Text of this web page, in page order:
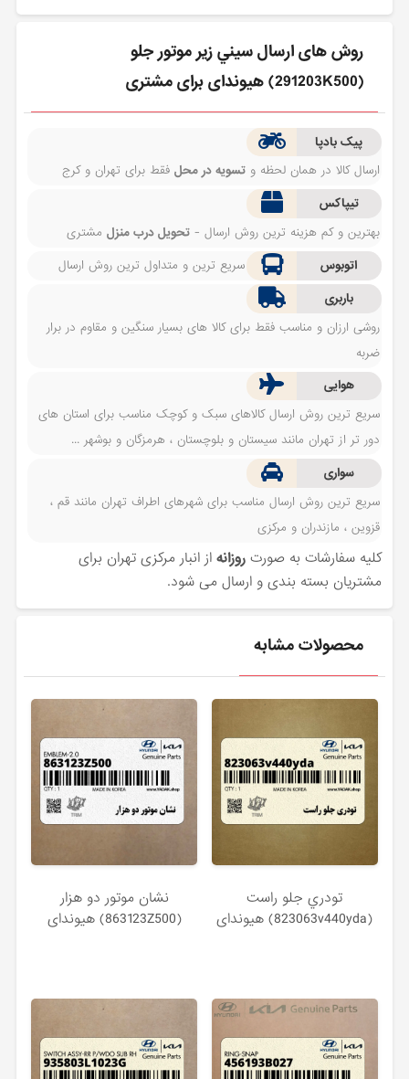
روش های ارسال سيني زير موتور جلو
(291203K500) هیوندای برای مشتری
پیک بادپا
ارسال کالا در همان لحظه وتسویه در محل فقط برای تهران و کرج
تیپاکس
بهترین و کم هزینه ترین روش ارسال -تحویل درب منزل مشتری
اتوبوس
سریع ترین و متداول ترین روش ارسال
باربری
روشی ارزان و مناسب فقط برای کالا های بسیار سنگین و مقاوم در برار
ضربه
هوایی
سریع ترین روش ارسال کالاهای سبک و کوچک مناسب برای استان های
دور تر از تهران مانند سیستان و بلوچستان ، هرمزگان و بوشهر ...
سواری
سریع ترین روش ارسال مناسب برای شهرهای اطراف تهران مانند قم ،
قزوین ، مازندران و مرکزی
کلیه سفارشات به صورتروزانه از انبار مرکزی تهران برای
مشتریان بسته بندی و ارسال می شود.
محصولات مشابه
تودري جلو راست
(823063v440yda) هیوندای
نشان موتور دو هزار
(863123Z500) هیوندای